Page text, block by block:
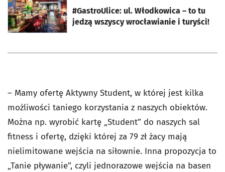
#GastroUlice: ul. Włodkowica – to tu
jedzą wszyscy wrocławianie i turyści!
– Mamy ofertę Aktywny Student, w której jest kilka
możliwości taniego korzystania z naszych obiektów.
Można np. wyrobić kartę „Student” do naszych sal
fitness i ofertę, dzięki której za 79 zł żacy mają
nielimitowane wejścia na siłownie. Inna propozycja to
„Tanie pływanie”, czyli jednorazowe wejścia na basen